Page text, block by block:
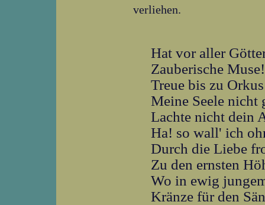
verliehen.
Hat vor aller
Zauberische
Treue bis zu
Meine Seele nicht
Lachte nicht dein
Ha! so wall' ich
Durch die Liebe
Zu den ernsten
Wo in ewig
Kränze für den